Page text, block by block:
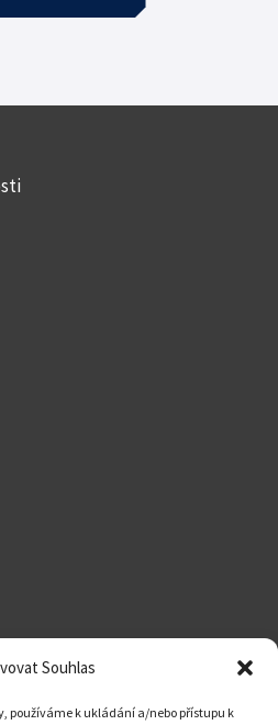
Souhlas
používáme k ukládání a/nebo přístupu k